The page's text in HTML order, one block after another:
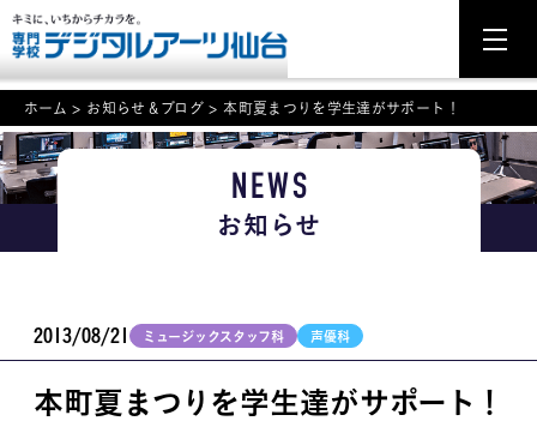
NEWS
学科・専攻案内
学校案内
就職・資格
ホーム > お知らせ＆ブログ >本町夏まつりを学生達がサポート！
NEWS
お知らせ
2013/08/21 ミュージックスタッフ科 声優科
本町夏まつりを学生達がサポート！